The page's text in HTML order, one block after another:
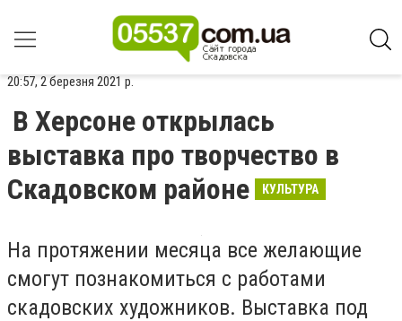
20:57, 2 березня 2021 р.
В Херсоне открылась
выставка про творчество в
Скадовском районе
КУЛЬТУРА
На протяжении месяца все желающие
смогут познакомиться с работами
скадовских художников. Выставка под